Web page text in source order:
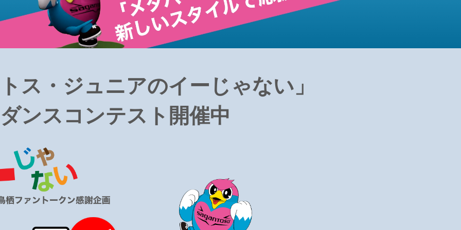
ス・ジュニアのイーじゃない」
ダンスコンテスト開催中